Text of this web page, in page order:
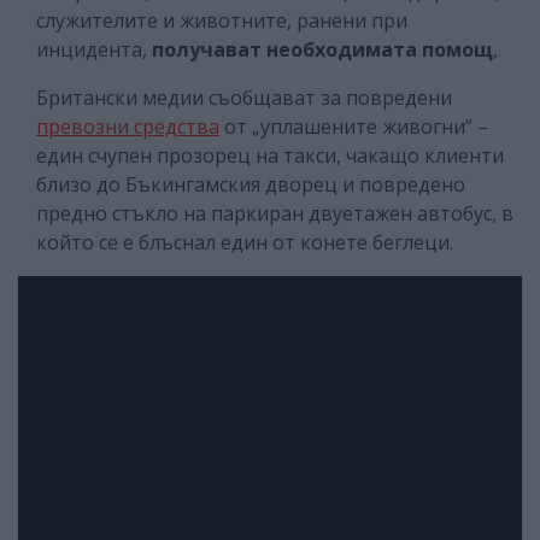
служителите и животните, ранени при
инцидента, получават необходимата помощ,
Британски медии съобщават за повредени
превозни средства от „уплашените живогни” –
един счупен прозорец на такси, чакащо клиенти
близо до Бъкингамския дворец и повредено
предно стъкло на паркиран двуетажен автобус, в
който се е блъснал един от конете беглеци.